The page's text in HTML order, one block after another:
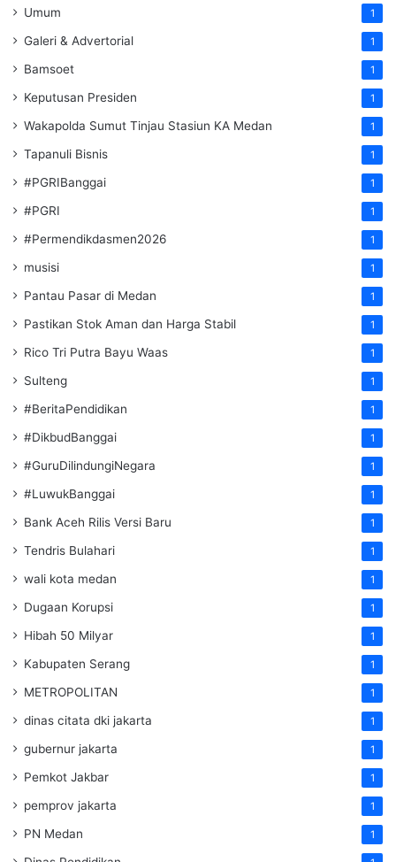
Umum 1
Galeri & Advertorial 1
Bamsoet 1
Keputusan Presiden 1
Wakapolda Sumut Tinjau Stasiun KA Medan 1
Tapanuli Bisnis 1
#PGRIBanggai 1
#PGRI 1
#Permendikdasmen2026 1
musisi 1
Pantau Pasar di Medan 1
Pastikan Stok Aman dan Harga Stabil 1
Rico Tri Putra Bayu Waas 1
Sulteng 1
#BeritaPendidikan 1
#DikbudBanggai 1
#GuruDilindungiNegara 1
#LuwukBanggai 1
Bank Aceh Rilis Versi Baru 1
Tendris Bulahari 1
wali kota medan 1
Dugaan Korupsi 1
Hibah 50 Milyar 1
Kabupaten Serang 1
METROPOLITAN 1
dinas citata dki jakarta 1
gubernur jakarta 1
Pemkot Jakbar 1
pemprov jakarta 1
PN Medan 1